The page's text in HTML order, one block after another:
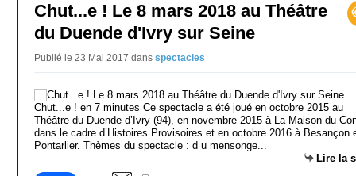
Chut...e ! Le 8 mars 2018 au Théâtre
du Duende d'Ivry sur Seine
Publié le 23 Mai 2017 dans spectacles
Chut...e ! en 7 minutes Ce spectacle a été joué en octobre 2015 au
Théâtre du Duende d’Ivry (94), en novembre 2015 à La Maison du
dans le cadre d’Histoires Provisoires et en octobre 2016 à Besançon
Pontarlier. Thèmes du spectacle : d u mensonge...
Lire la